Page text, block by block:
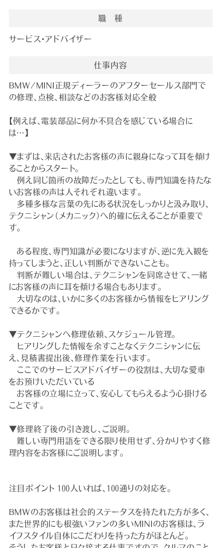
職 種
サービス・アドバイザー
仕事内容
BMW/MINI正規ディーラーのアフターセールス部門で
の修理、点検、相談などのお客様対応全般
【例えば、電装部品に何か不具合を感じている場合に
は…】
▼まずは、来店されたお客様の声に親身になって耳を傾け
ることからスタート。
例え同じ箇所の故障だったとしても、専門知識を持たな
いお客様の声は人それぞれ違います。
多種多様な言葉の先にある状況をしっかりと汲み取り、
テクニシャン（メカニック）へ的確に伝えることが重要で
す。
ある程度、専門知識が必要になりますが、逆に先入観を
持ってしまうと、正しい判断ができないことも。
判断が難しい場合は、テクニシャンを同席させて、一緒
にお客様の声に耳を傾ける場合もあります。
大切なのは、いかに多くのお客様から情報をヒアリング
できるかです。
▼テクニシャンへ修理依頼、スケジュール管理。
ヒアリングした情報を余すことなくテクニシャンに伝
え、見積書提出後、修理作業を行います。
ここでのサービスアドバイザーの役割は、大切な愛車
をお預けいただいている
お客様の立場に立って、安心してもらえるよう心掛ける
ことです。
▼修理終了後の引き渡し、ご説明。
難しい専門用語をできる限り使用せず、分かりやすく修
理内容をお客様にご説明します。
注目ポイント 100人いれば、100通りの対応を。
BMWのお客様は社会的ステータスを持たれた方が多く、
また世界的にも根強いファンの多いMINIのお客様は、ラ
イフスタイル自体にこだわりを持った方がほとんど。